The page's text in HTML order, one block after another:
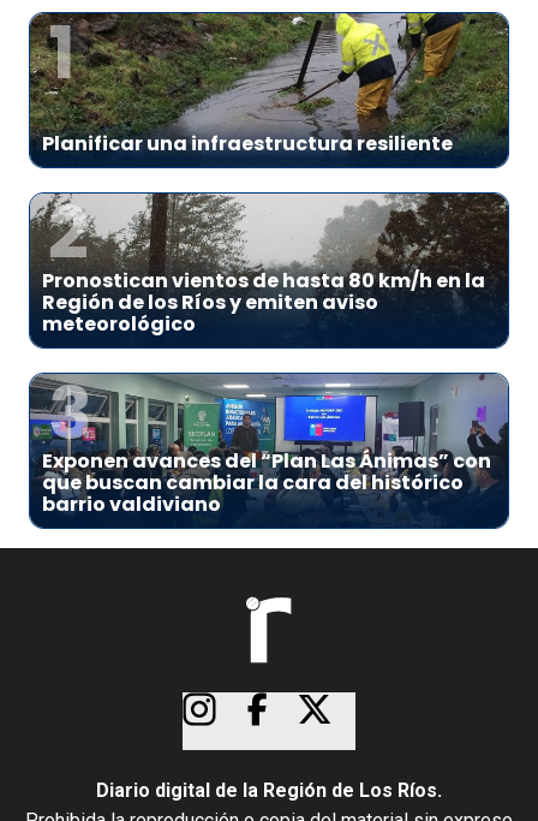
1
Planificar una infraestructura resiliente
2
Pronostican vientos de hasta 80 km/h en la
Región de los Ríos y emiten aviso
meteorológico
3
Exponen avances del “Plan Las Ánimas” con
que buscan cambiar la cara del histórico
barrio valdiviano
Diario digital de la Región de Los Ríos.